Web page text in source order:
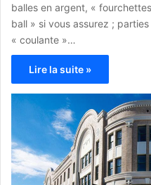
balles en argent, «
ball » si vous assurez ;
« coulante »…
Lire la suite »